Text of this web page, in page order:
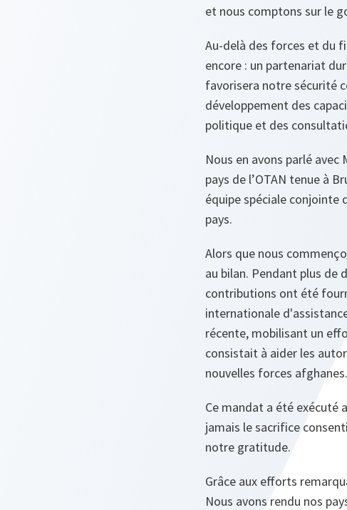
et nous comptons sur le
Au-delà des forces et du
encore : un partenariat
favorisera notre sécurité
développement des
politique et des
Nous en avons parlé
pays de l’OTAN tenue à
équipe spéciale conjointe
pays.
Alors que nous
au bilan. Pendant plus de
contributions ont été
internationale
récente, mobilisant un
consistait à aider les
nouvelles forces afghanes.
Ce mandat a été exécuté
jamais le sacrifice
notre gratitude.
Grâce aux efforts
Nous avons rendu nos